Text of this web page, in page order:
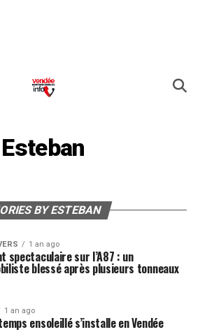
Esteban
BY ESTEBAN
1 an ago
spectaculaire sur l’A87 : un
blessé après plusieurs tonneaux
1 an ago
ensoleillé s’installe en Vendée